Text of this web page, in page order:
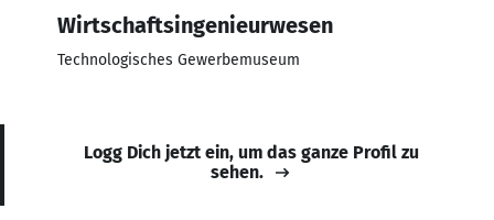
Wirtschaftsingenieurwesen
Technologisches Gewerbemuseum
Logg Dich jetzt ein, um das ganze Profil zu
sehen.